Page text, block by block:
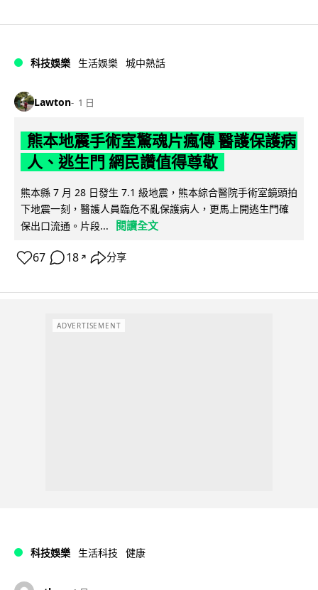
科技娛樂 生活娛樂 城中熱話
Lawton 1 日
熊本地震手術室驚魂片瘋傳 醫護保護病
人、逃生門 網民讚值得尊敬
熊本縣 7 月 28 日發生 7.1 級地震，熊本綜合醫院手術室鏡頭拍
下地震一刻，醫護人員臨危不亂保護病人，更馬上開逃生門確
保出口流通。片段...
閱讀全文
67 18 ↗ 分享
ADVERTISEMENT
科技娛樂 生活科技 健康